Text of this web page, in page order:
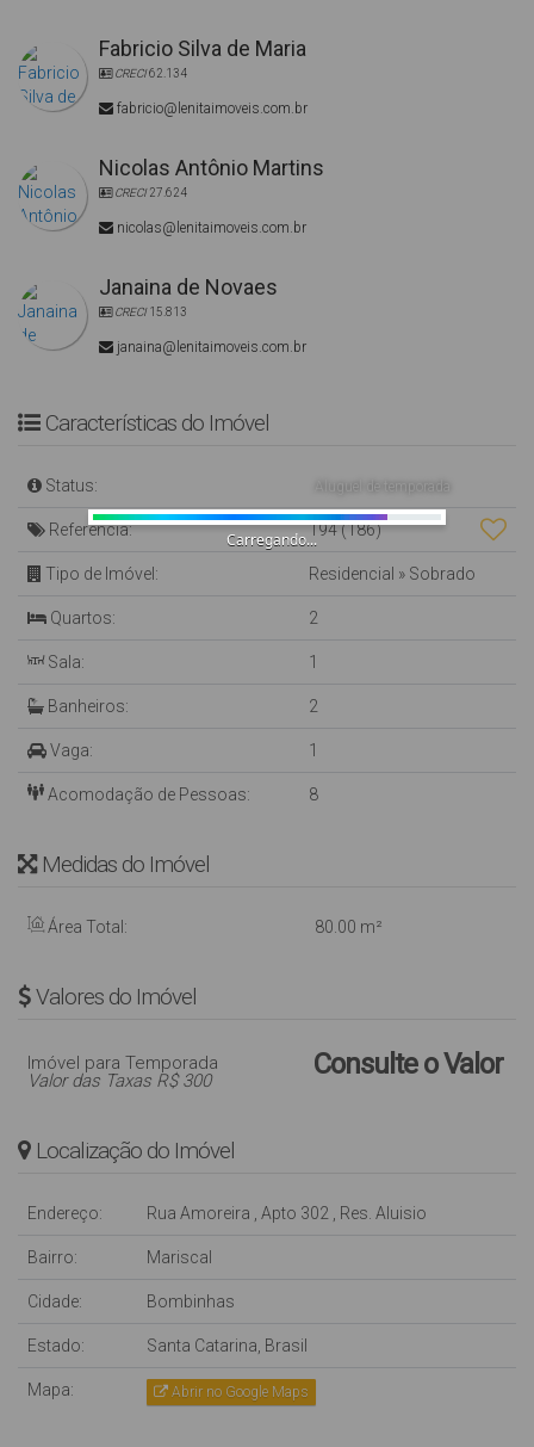
Fabricio Silva de Maria
CRECI62.134
fabricio@lenitaimoveis.com.br
Nicolas Antônio Martins
CRECI27.624
nicolas@lenitaimoveis.com.br
Janaina de Novaes
CRECI15.813
janaina@lenitaimoveis.com.br
Características do Imóvel
Status:
Referência: 194(186)
Tipo de Imóvel: Residencial » Sobrado
Quartos: 2
Sala: 1
Banheiros: 2
Vaga: 1
Acomodação de Pessoas: 8
Medidas do Imóvel
Área Total: 80.00 m²
Valores do Imóvel
Consulte o Valor
Imóvel para Temporada
Valor das Taxas R$ 300
Localização do Imóvel
Endereço: Rua Amoreira , Apto 302 , Res. Aluisio
Bairro: Mariscal
Cidade: Bombinhas
Estado: Santa Catarina, Brasil
Mapa: Abrir no Google Maps
Carregando...